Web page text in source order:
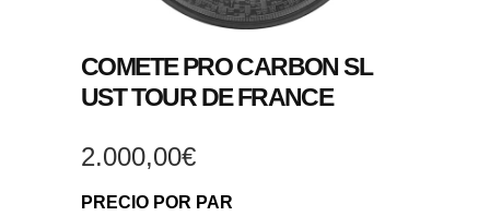
COMETE PRO CARBON SL
UST TOUR DE FRANCE
2.000,00€
PRECIO POR PAR